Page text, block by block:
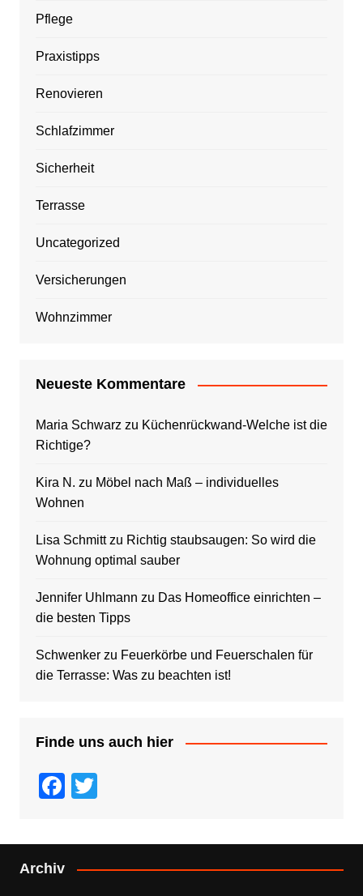
Pflege
Praxistipps
Renovieren
Schlafzimmer
Sicherheit
Terrasse
Uncategorized
Versicherungen
Wohnzimmer
Neueste Kommentare
Maria Schwarz zu Küchenrückwand-Welche ist die
Richtige?
Kira N. zu Möbel nach Maß – individuelles
Wohnen
Lisa Schmittzu Richtig staubsaugen: So wird die
Wohnung optimal sauber
Jennifer Uhlmann zu Das Homeoffice einrichten –
die besten Tipps
Schwenkerzu Feuerkörbe und Feuerschalen für
die Terrasse: Was zu beachten ist!
Finde uns auch hier
F
c
e
tt
er
Archiv